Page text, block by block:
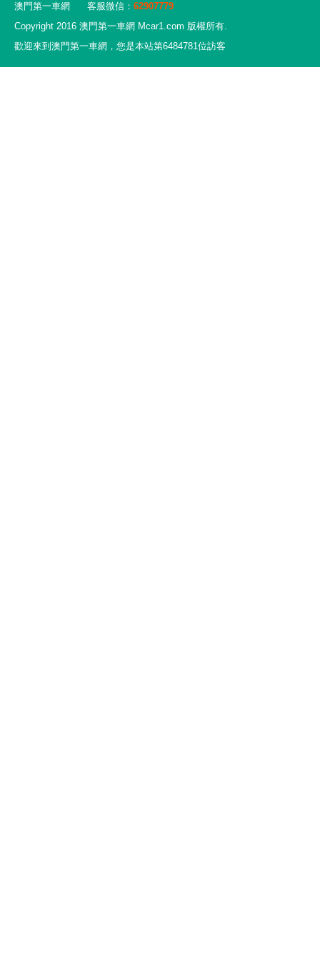
澳門第一車網 客服微信： 62907779
Copyright 2016 澳門第一車網 Mcar1.com 版權所有.
歡迎來到澳門第一車網，您是本站第6484781位訪客